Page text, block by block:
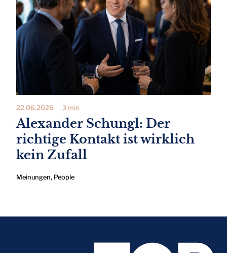
22.06.2026 3 min
Alexander Schungl: Der
richtige Kontakt ist wirklich
kein Zufall
Meinungen, People